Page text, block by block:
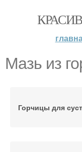
Мазь из
Горчицы для